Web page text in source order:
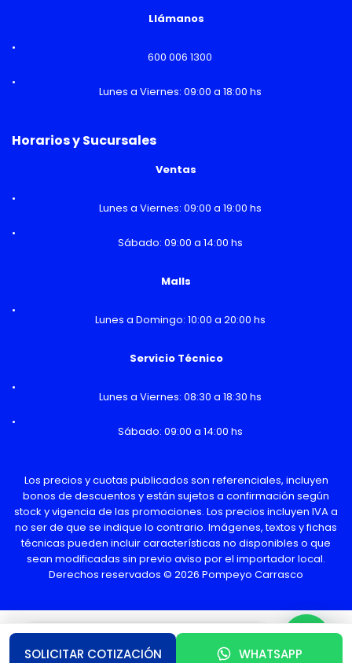
Llámanos
600 006 1300
Lunes a Viernes: 09:00 a 18:00 hs
Horarios y Sucursales
Ventas
Lunes a Viernes: 09:00 a 19:00 hs
Sábado: 09:00 a 14:00 hs
Malls
Lunes a Domingo: 10:00 a 20:00 hs
Servicio Técnico
Lunes a Viernes: 08:30 a 18:30 hs
Sábado: 09:00 a 14:00 hs
Los precios y cuotas publicados son referenciales, incluyen
bonos de descuentos y están sujetos a confirmación según
stock y vigencia de las promociones. Los precios incluyen IVA a
no ser de que se indique lo contrario. Imágenes, textos y fichas
técnicas pueden incluir características no disponibles o que
sean modificadas sin previo aviso por el importador local.
Derechos reservados © 2026 Pompeyo Carrasco
¿Necesitas Ayuda o mas información?
SOLICITAR COTIZACIÓN WHATSAPP